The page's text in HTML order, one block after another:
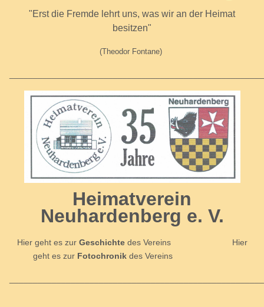
"Erst die Fremde lehrt uns, was wir an der Heimat
besitzen"
(Theodor Fontane)
Heimatverein
Neuhardenberg e. V.
Hier geht es zur Geschichtedes Vereins
Hier
geht es zur Fotochronikdes Vereins